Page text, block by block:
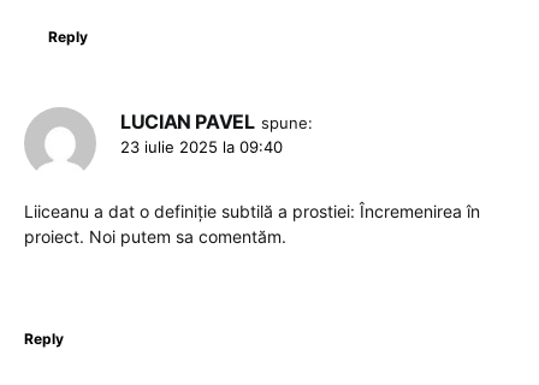
Reply
LUCIAN PAVEL spune:
23 iulie 2025 la 09:40
Liiceanu a dat o definiție subtilă a prostiei: Încremenirea în
proiect. Noi putem sa comentăm.
Reply